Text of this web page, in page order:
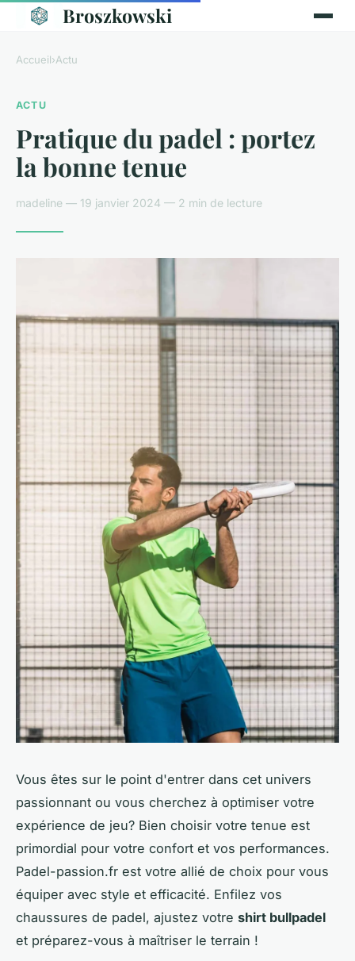
Broszkowski
Accueil›Actu
ACTU
Pratique du padel : portez
la bonne tenue
madeline — 19 janvier 2024 — 2 min de lecture
Vous êtes sur le point d'entrer dans cet univers
passionnant ou vous cherchez à optimiser votre
expérience de jeu? Bien choisir votre tenue est
primordial pour votre confort et vos performances.
Padel-passion.fr est votre allié de choix pour vous
équiper avec style et efficacité. Enfilez vos
chaussures de padel, ajustez votre shirt bullpadel
et préparez-vous à maîtriser le terrain !